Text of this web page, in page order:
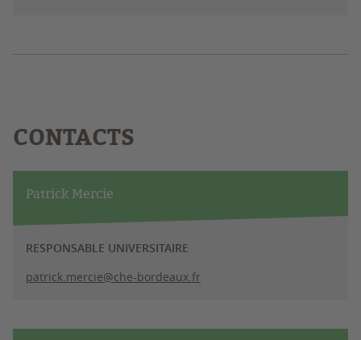
CONTACTS
Patrick Mercie
RESPONSABLE UNIVERSITAIRE
patrick.mercie@che-bordeaux.fr